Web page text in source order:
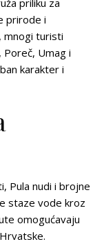
prirode i
mnogi turisti
Umag i
karakter i
Pula nudi i brojne
staze vode kroz
omogućavaju